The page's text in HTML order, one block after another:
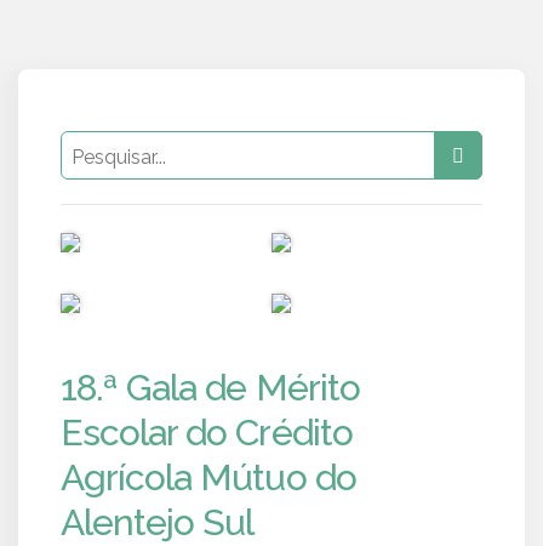
18.ª Gala de Mérito
Escolar do Crédito
Agrícola Mútuo do
Alentejo Sul